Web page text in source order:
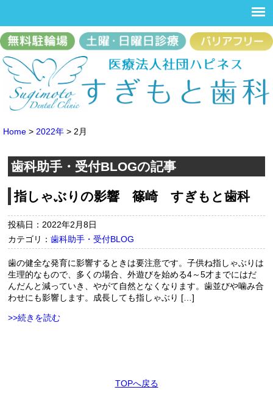
Home > 2022年 > 2月
歯科助手・受付BLOGの記事
指しゃぶりの影響 篠崎 すぎもと歯科
投稿日：2022年2月8日
カテゴリ：歯科助手・受付BLOG
歯の健全な発育に影響するときは要注意です。子供ね指しゃぶりは
生理的なもので、多くの場合、外遊びを始める4～5才までにはだ
んだんと減っていき、やがて自然となくなります。歯並びや噛み合
わせにも影響します。成長しても指しゃぶり […]
>>続きを読む
TOPへ戻る